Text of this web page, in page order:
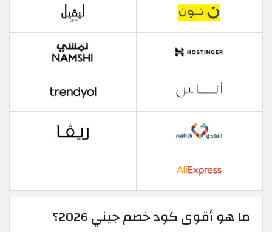
ما هو أقوى كود خصم جيني 2026؟